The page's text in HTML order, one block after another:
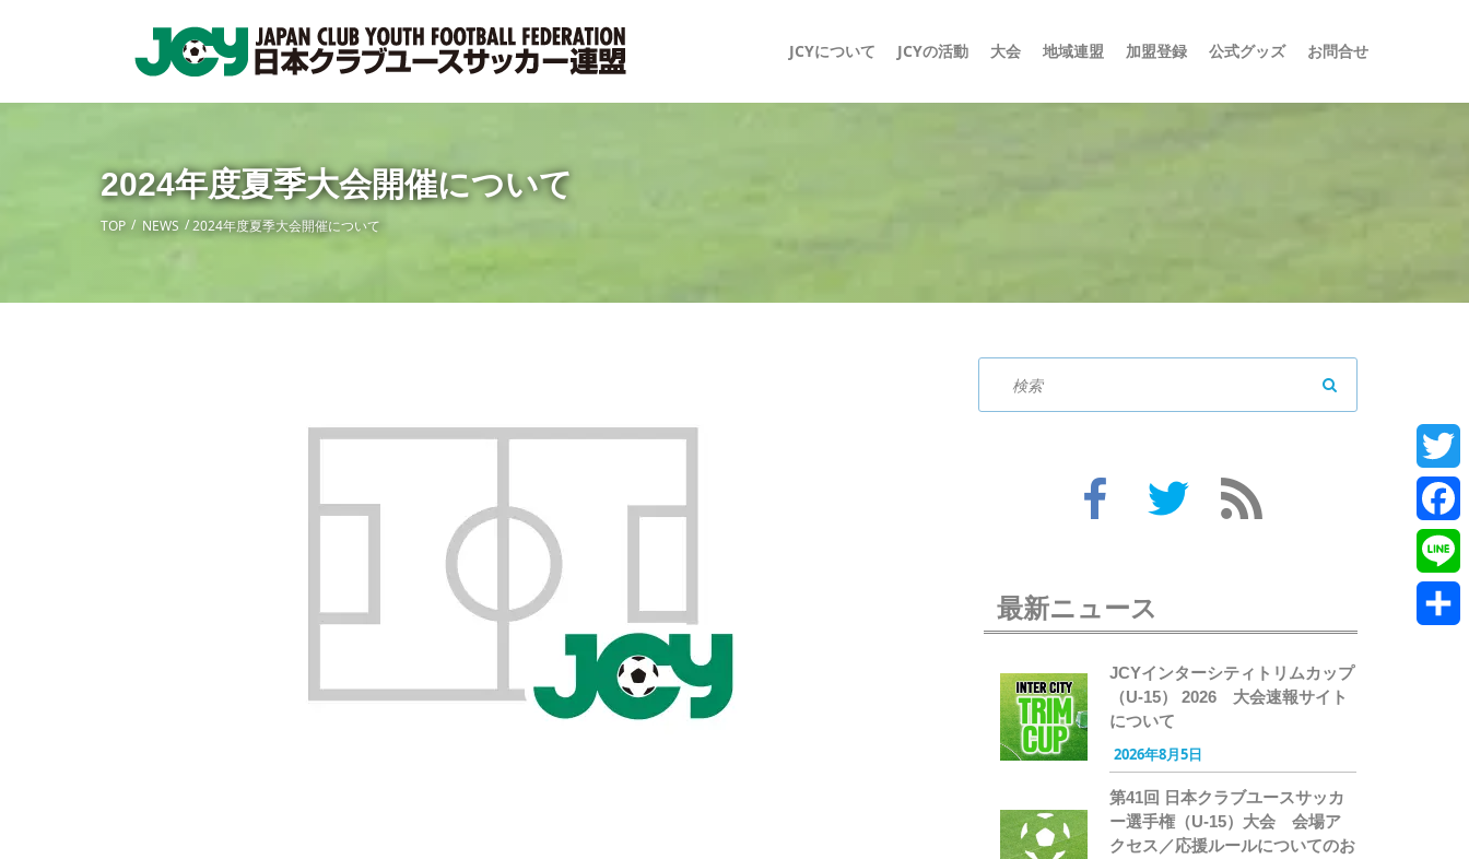
JCYについて JCYの活動 大会 地域連盟 加盟登録 公式グッズ お問合せ
2024年度夏季大会開催について
TOP NEWS 2024年度夏季大会開催について
最新ニュース
JCYインターシティトリムカップ
（U-15） 2026 大会速報サイト
について
2026年8月5日
第41回 日本クラブユースサッカ
ー選手権（U-15）大会 会場ア
クセス／応援ルールについてのお
Line